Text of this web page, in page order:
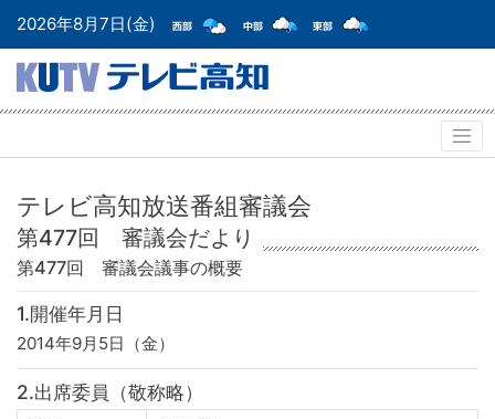
2026年8月7日(金)
テレビ高知放送番組審議会
第477回 審議会だより
第477回 審議会議事の概要
1.開催年月日
2014年9月5日（金）
2.出席委員（敬称略）